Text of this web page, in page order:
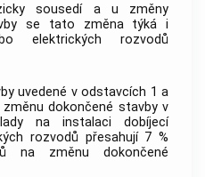
sousedí a u změny
se tato změna týká i
elektrických rozvodů
uvedené v odstavcích 1 a
dokončené stavby v
na instalaci dobíjecí
rozvodů přesahují 7 %
na změnu dokončené